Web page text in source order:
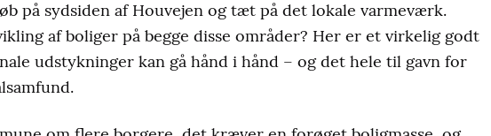
på sydsiden af Houvejen og tæt på det lokale varmeværk.
af boliger på begge disse områder? Her er et virkelig godt
udstykninger kan gå hånd i hånd – og det hele til gavn for